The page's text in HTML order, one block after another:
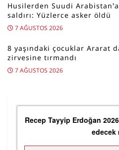
Husilerden Suudi
saldırı: Yüzlerce asker öldü
7 AĞUSTOS 2026
8 yaşındaki çocuklar Ararat
zirvesine tırmandı
7 AĞUSTOS 2026
Recep Tayyip Erdoğan
edecek